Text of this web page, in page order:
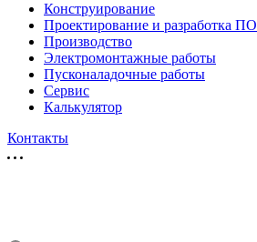
Конструирование
Проектирование и разработка ПО
Производство
Электромонтажные работы
Пусконаладочные работы
Сервис
Калькулятор
Контакты